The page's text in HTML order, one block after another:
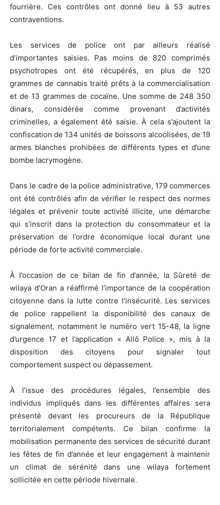
fourrière. Ces contrôles ont donné lieu à 53 autres
contraventions.
Les services de police ont par ailleurs réalisé
d’importantes saisies. Pas moins de 820 comprimés
psychotropes ont été récupérés, en plus de 120
grammes de cannabis traité prêts à la commercialisation
et de 13 grammes de cocaïne. Une somme de 248 350
dinars, considérée comme provenant d’activités
criminelles, a également été saisie. À cela s’ajoutent la
confiscation de 134 unités de boissons alcoolisées, de 19
armes blanches prohibées de différents types et d’une
bombe lacrymogène.
Dans le cadre de la police administrative, 179 commerces
ont été contrôlés afin de vérifier le respect des normes
légales et prévenir toute activité illicite, une démarche
qui s’inscrit dans la protection du consommateur et la
préservation de l’ordre économique local durant une
période de forte activité commerciale.
À l’occasion de ce bilan de fin d’année, la Sûreté de
wilaya d’Oran a réaffirmé l’importance de la coopération
citoyenne dans la lutte contre l’insécurité. Les services
de police rappellent la disponibilité des canaux de
signalement, notamment le numéro vert 15-48, la ligne
d’urgence 17 et l’application « Allô Police », mis à la
disposition des citoyens pour signaler tout
comportement suspect ou dépassement.
À l’issue des procédures légales, l’ensemble des
individus impliqués dans les différentes affaires sera
présenté devant les procureurs de la République
territorialement compétents. Ce bilan confirme la
mobilisation permanente des services de sécurité durant
les fêtes de fin d’année et leur engagement à maintenir
un climat de sérénité dans une wilaya fortement
sollicitée en cette période hivernale.